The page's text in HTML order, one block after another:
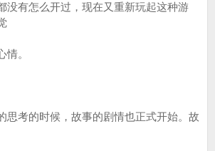
没有怎么开过，现在又重新玩起这种游
情。
思考的时候，故事的剧情也正式开始。故